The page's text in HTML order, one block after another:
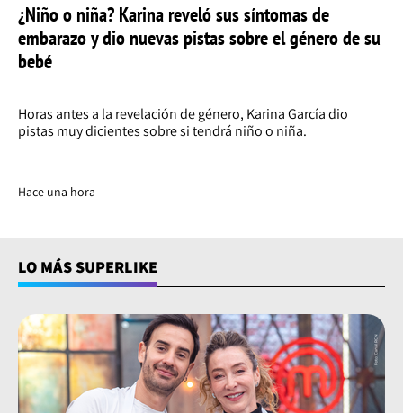
¿Niño o niña? Karina reveló sus síntomas de
embarazo y dio nuevas pistas sobre el género de su
bebé
Horas antes a la revelación de género, Karina García dio
pistas muy dicientes sobre si tendrá niño o niña.
Hace una hora
LO MÁS SUPERLIKE